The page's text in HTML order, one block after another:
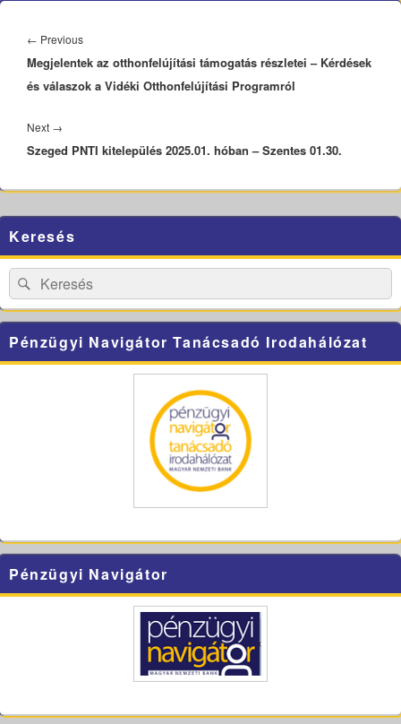
navigáció
← PreviousPrevious
post:
Megjelentek az otthonfelújítási támogatás részletei – Kérdések
és válaszok a Vidéki Otthonfelújítási Programról
Next →
post:
Szeged PNTI kitelepülés 2025.01. hóban – Szentes 01.30.
Sidebar
Widget
Area
Keresés
Search
for:
Search
Pénzügyi Navigátor Tanácsadó Irodahálózat
Pénzügyi Navigátor